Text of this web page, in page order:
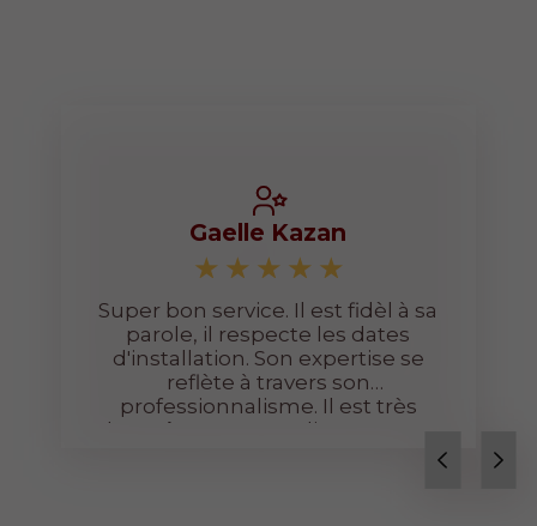
Gaelle Kazan
Super bon service. Il est fidèl à sa
parole, il respecte les dates
d'installation. Son expertise se
reflète à travers son
professionnalisme. Il est très
honnête avec ses clients et ses
prix sont très abordables. Je vous